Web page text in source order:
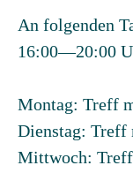
An folgenden
16:00—20:00
Montag: Treff
Dienstag: Treff
Mittwoch: